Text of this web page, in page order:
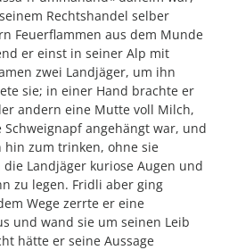
Rechtshandel selber
Feuerflammen aus dem Munde
er einst in seiner Alp mit
zwei Landjäger, um ihn
sie; in einer Hand brachte er
andern eine Mutte voll Milch,
angehängt war, und
zum trinken, ohne sie
Landjäger kuriose Augen und
zu legen. Fridli aber ging
Wege zerrte er eine
und wand sie um seinen Leib
hätte er seine Aussage